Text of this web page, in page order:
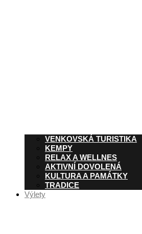
VENKOVSKÁ TURISTIKA
KEMPY
RELAX A WELLNES
AKTIVNÍ DOVOLENÁ
KULTURA A PAMÁTKY
TRADICE
Výlety